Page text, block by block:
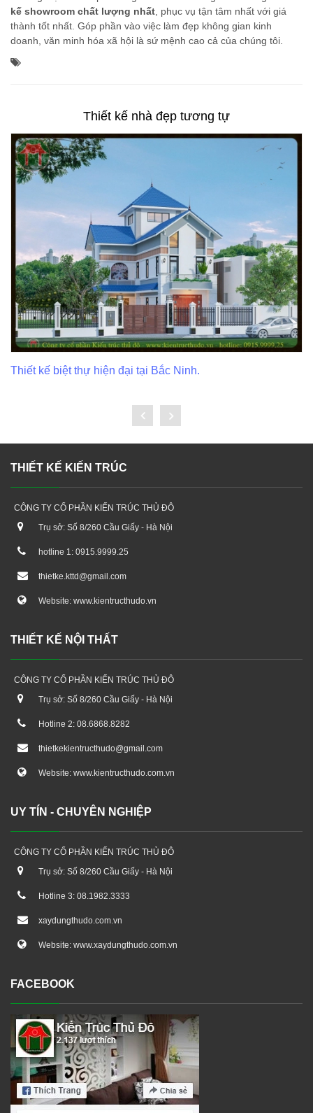
kế showroom chất lượng nhất , phục vụ tận tâm nhất với giá
thành tốt nhất. Góp phần vào việc làm đẹp không gian kinh
doanh, văn minh hóa xã hội là sứ mệnh cao cả của chúng tôi.
Thiết kế nhà đẹp tương tự
Thiết kế biệt thự hiện đại tại Bắc Ninh.
THIẾT KẾ KIẾN TRÚC
CÔNG TY CỔ PHẦN KIẾN TRÚC THỦ ĐÔ
Trụ sở: Số 8/260 Cầu Giấy - Hà Nội
hotline 1: 0915.9999.25
thietke.kttd@gmail.com
Website: www.kientructhudo.vn
THIẾT KẾ NỘI THẤT
CÔNG TY CỔ PHẦN KIẾN TRÚC THỦ ĐÔ
Trụ sở: Số 8/260 Cầu Giấy - Hà Nội
Hotline 2: 08.6868.8282
thietkekientructhudo@gmail.com
Website: www.kientructhudo.com.vn
UY TÍN - CHUYÊN NGHIỆP
CÔNG TY CỔ PHẦN KIẾN TRÚC THỦ ĐÔ
Trụ sở: Số 8/260 Cầu Giấy - Hà Nội
Hotline 3: 08.1982.3333
xaydungthudo.com.vn
Website: www.xaydungthudo.com.vn
FACEBOOK